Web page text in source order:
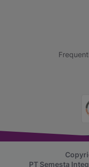
PT Semesta